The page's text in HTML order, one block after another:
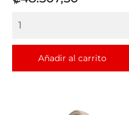
Añadir al carrito